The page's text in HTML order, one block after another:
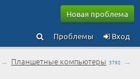
Новая проблема
Вход
Проблемы
→ Планшетные компьютеры 3792 →